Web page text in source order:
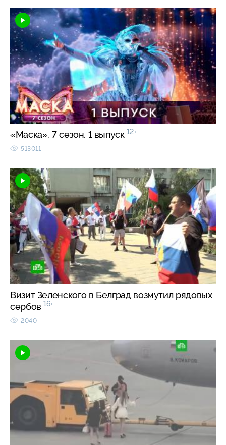
«Маска». 7 сезон. 1 выпуск 12+
513011
Визит Зеленского в Белград возмутил рядовых
сербов 16+
2040